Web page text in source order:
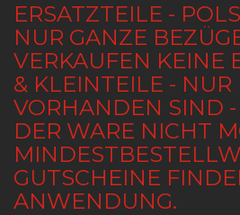
ERSATZTEILE -
NUR GANZE
VERKAUFEN KEINE
& KLEINTEILE -
VORHANDEN SIND -
DER WARE NICHT
GUTSCHEINE
ANWENDUNG.